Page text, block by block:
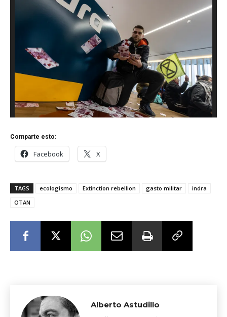
Comparte esto:
Facebook X
TAGS ecologismo Extinction rebellion gasto militar
indra
OTAN
Alberto Astudillo